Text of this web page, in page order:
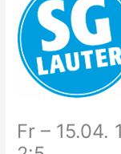
Fr – 15.04.